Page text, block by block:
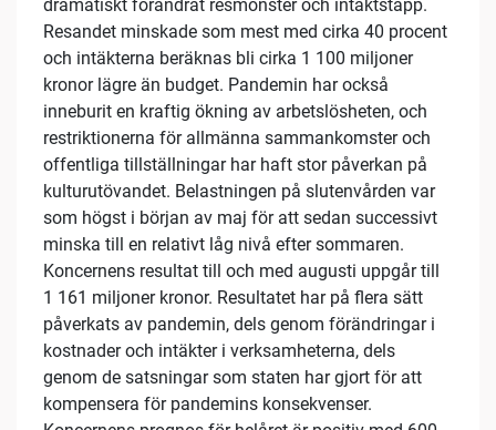
dramatiskt förändrat resmönster och intäktstapp.
Resandet minskade som mest med cirka 40 procent
och intäkterna beräknas bli cirka 1 100 miljoner
kronor lägre än budget. Pandemin har också
inneburit en kraftig ökning av arbetslösheten, och
restriktionerna för allmänna sammankomster och
offentliga tillställningar har haft stor påverkan på
kulturutövandet. Belastningen på slutenvården var
som högst i början av maj för att sedan successivt
minska till en relativt låg nivå efter sommaren.
Koncernens resultat till och med augusti uppgår till
1 161 miljoner kronor. Resultatet har på flera sätt
påverkats av pandemin, dels genom förändringar i
kostnader och intäkter i verksamheterna, dels
genom de satsningar som staten har gjort för att
kompensera för pandemins konsekvenser.